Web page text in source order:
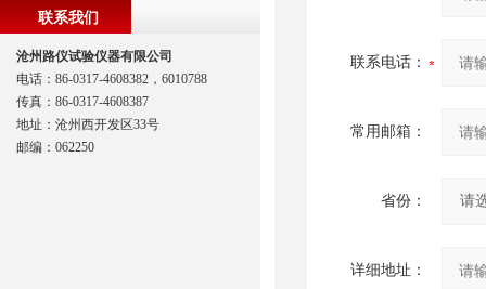
联系电话：
常用邮箱：
省份：
详细地址：
联系我们
沧州路仪试验仪器有限公司
电话：86-0317-4608382，6010788
传真：86-0317-4608387
地址：沧州西开发区33号
邮编：062250